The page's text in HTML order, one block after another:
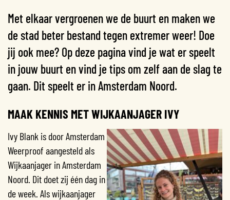
Met elkaar vergroenen we de buurt en maken we
de stad beter bestand tegen extremer weer! Doe
jij ook mee? Op deze pagina vind je wat er speelt
in jouw buurt en vind je tips om zelf aan de slag te
gaan. Dit speelt er in Amsterdam Noord.
MAAK KENNIS MET WIJKAANJAGER IVY
Ivy Blank is door Amsterdam
Weerproof aangesteld als
Wijkaanjager in Amsterdam
Noord. Dit doet zij één dag in
de week. Als wijkaanjager